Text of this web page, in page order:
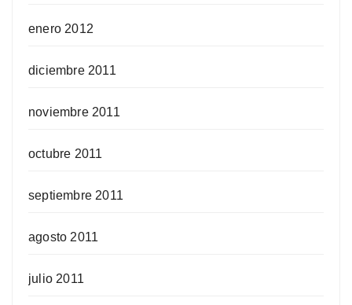
enero 2012
diciembre 2011
noviembre 2011
octubre 2011
septiembre 2011
agosto 2011
julio 2011